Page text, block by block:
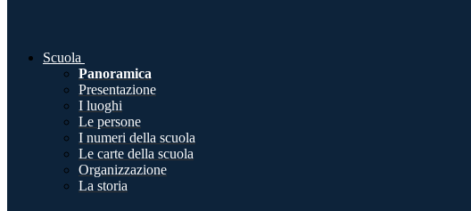
Scuola
Panoramica
Presentazione
I luoghi
Le persone
I numeri della scuola
Le carte della scuola
Organizzazione
La storia